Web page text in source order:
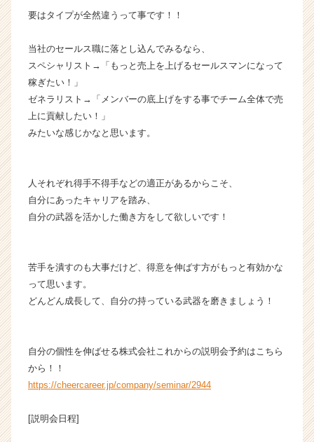
要はタイプが全然違うって事です！！
当社のセールス職に落とし込んでみるなら、
スペシャリスト→「もっと売上を上げるセールスマンになって
稼ぎたい！」
ゼネラリスト→「メンバーの底上げをする事でチーム全体で売
上に貢献したい！」
みたいな感じかなと思います。
人それぞれ得手不得手などの適正があるからこそ、
自分にあったキャリアを踏み、
自分の武器を活かした働き方をして欲しいです！
苦手を潰すのも大事だけど、得意を伸ばす方がもっと有効かな
って思います。
どんどん成長して、自分の持っている武器を磨きましょう！
自分の個性を伸ばせる株式会社これからの説明会予約はこちら
から！！
https://cheercareer.jp/company/seminar/2944
[説明会日程]